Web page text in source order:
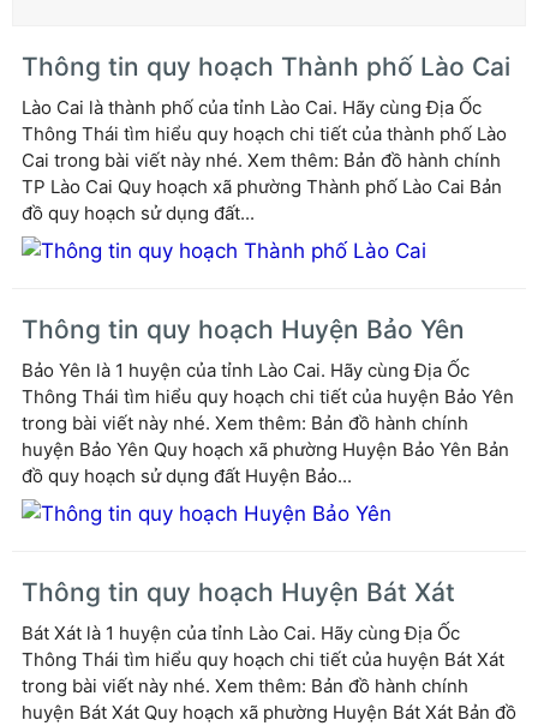
Thông tin quy hoạch Thành phố Lào Cai
Lào Cai là thành phố của tỉnh Lào Cai. Hãy cùng Địa Ốc
Thông Thái tìm hiểu quy hoạch chi tiết của thành phố Lào
Cai trong bài viết này nhé. Xem thêm: Bản đồ hành chính
TP Lào Cai Quy hoạch xã phường Thành phố Lào Cai Bản
đồ quy hoạch sử dụng đất...
Thông tin quy hoạch Huyện Bảo Yên
Bảo Yên là 1 huyện của tỉnh Lào Cai. Hãy cùng Địa Ốc
Thông Thái tìm hiểu quy hoạch chi tiết của huyện Bảo Yên
trong bài viết này nhé. Xem thêm: Bản đồ hành chính
huyện Bảo Yên Quy hoạch xã phường Huyện Bảo Yên Bản
đồ quy hoạch sử dụng đất Huyện Bảo...
Thông tin quy hoạch Huyện Bát Xát
Bát Xát là 1 huyện của tỉnh Lào Cai. Hãy cùng Địa Ốc
Thông Thái tìm hiểu quy hoạch chi tiết của huyện Bát Xát
trong bài viết này nhé. Xem thêm: Bản đồ hành chính
huyện Bát Xát Quy hoạch xã phường Huyện Bát Xát Bản đồ